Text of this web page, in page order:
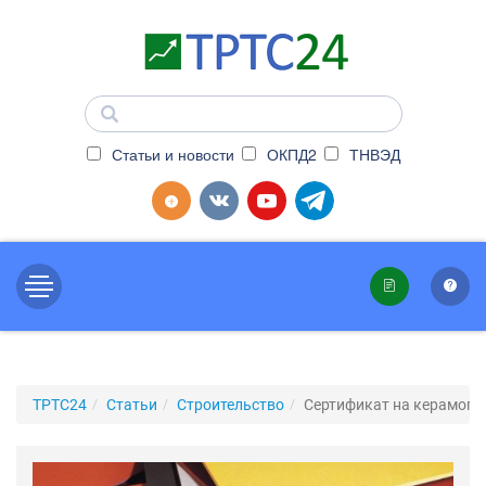
Статьи и новости ОКПД2 ТНВЭД
ТРТС24 Статьи Строительство Сертификат на